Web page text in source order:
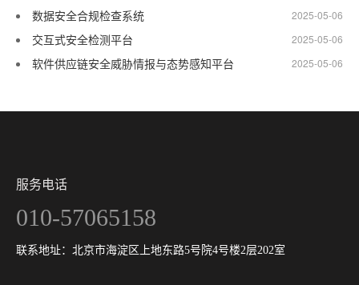
2025-05-06
数据安全合规检查系统
2025-05-06
交互式安全检测平台
2025-05-06
软件供应链安全威胁情报与态势感知平台
服务电话
010-57065158
联系地址：北京市海淀区上地东路5号院4号楼2层202室